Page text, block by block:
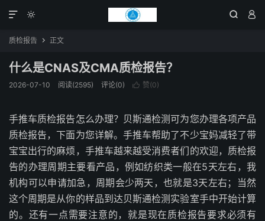
  

质检报告  正文
什么是CNAS及CMA质检报告？
2026-07-10 阅读(2595) 评论(0)  赞(0)
手推车质检报告怎么办理？贝斯通检测可为您办理各项产品
质检报告，下面为您详解。手推车帮助了不少宝妈减轻了带
宝宝出行的麻烦，手推车越来越受消费者们的欢迎，质检报
告的办理周期主要看产品，例如纺织类一般在5天左右，我
机构可以申请加急，周期会少两天，也就是3天左右；当然
这个周期是从你的样品到达贝斯通检测实验室手中开始计算
的。还有一点需要注意的，就是现在质检报告要求必须有